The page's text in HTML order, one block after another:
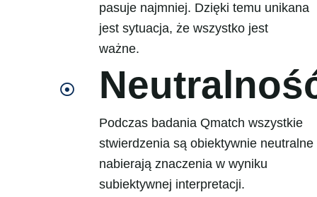
pasuje najmniej. Dzięki temu unikana
jest sytuacja, że wszystko jest
ważne.
Podczas badania Qmatch wszystkie
stwierdzenia są obiektywnie neutralne
nabierają znaczenia w wyniku
subiektywnej interpretacji.